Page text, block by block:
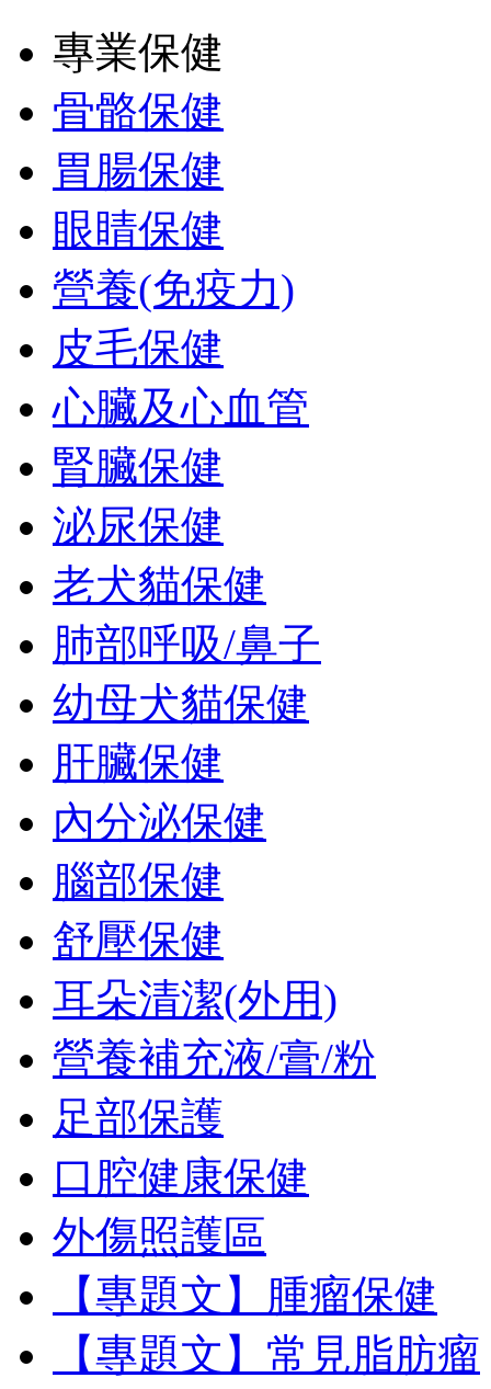
專業保健
骨骼保健
胃腸保健
眼睛保健
營養(免疫力)
皮毛保健
心臟及心血管
腎臟保健
泌尿保健
老犬貓保健
肺部呼吸/鼻子
幼母犬貓保健
肝臟保健
內分泌保健
腦部保健
舒壓保健
耳朵清潔(外用)
營養補充液/膏/粉
足部保護
口腔健康保健
外傷照護區
【專題文】腫瘤保健
【專題文】常見脂肪瘤